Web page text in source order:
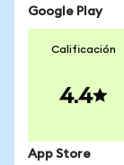
Google Play
Calificación
4.4
App Store